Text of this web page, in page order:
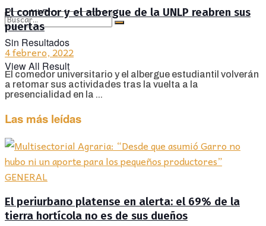
View All Result
Sin Resultados
View All Result
El comedor y el albergue de la UNLP reabren sus
puertas
4 febrero, 2022
El comedor universitario y el albergue estudiantil volverán
a retomar sus actividades tras la vuelta a la
presencialidad en la ...
Las más leídas
GENERAL
El periurbano platense en alerta: el 69% de la
tierra hortícola no es de sus dueños